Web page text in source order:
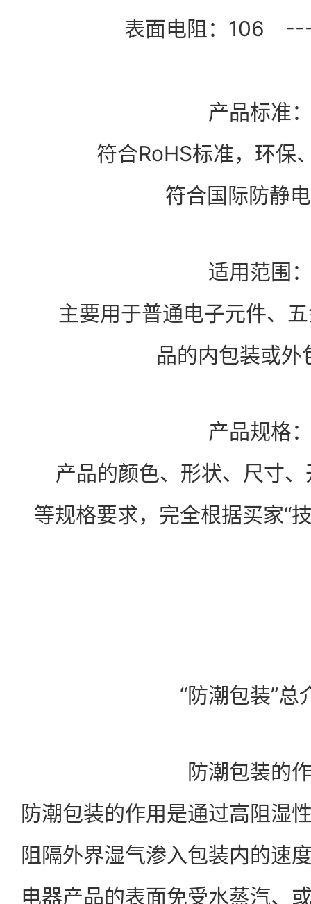
表面电阻：106
产品标准
符合RoHS标准，环保
符合国际防静电
适用范围
主要用于普通电子元件、五
品的内包装或外
产品规格
产品的颜色、形状、尺寸、
等规格要求，完全根据买家“
“防潮包装”总
防潮包装的
防潮包装的作用是通过高阻湿
阻隔外界湿气渗入包装内的速
电器产品的表面免受水蒸汽、